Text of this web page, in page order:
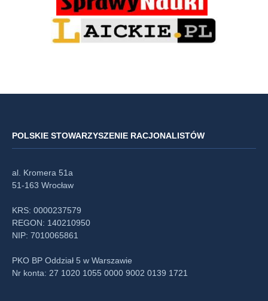
POLSKIE STOWARZYSZENIE RACJONALISTÓW
al. Kromera 51a
51-163 Wrocław
KRS: 0000237579
REGON: 140210950
NIP: 7010065861
PKO BP Oddział 5 w Warszawie
Nr konta: 27 1020 1055 0000 9002 0139 1721